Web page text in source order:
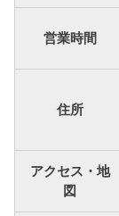
営業時間
住所
アクセス・地
図